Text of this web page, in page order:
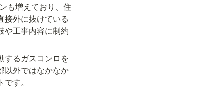
も増えており、住
接外に抜けている
や工事内容に制約
するガスコンロを
以外ではなかなか
す。